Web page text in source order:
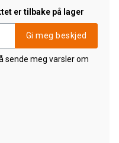
er tilbake på lager
Gi meg beskjed
sende meg varsler om